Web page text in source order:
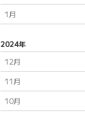
1月
2024年
12月
11月
10月